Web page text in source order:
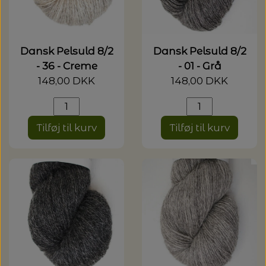
Dansk Pelsuld 8/2
- 36 - Creme
148,00 DKK
Tilføj til kurv
Dansk Pelsuld 8/2
- 01 - Grå
148,00 DKK
Tilføj til kurv